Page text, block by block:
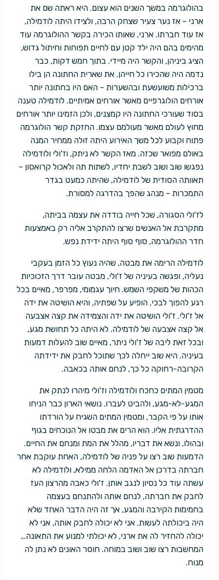
בהולוגרמה במשך השנים הוא עצום. היא ראתה שם את
ארני – אז נער צעיר שצחק הרבה, ולצידו היתה לודמילה,
אז עוד חברתו. ארני, שאותו הכירה בקשר ההולוגרמה עוד
מהימים בהם היה ילד קטן עם לחיים תפוחות וחיתול גדוש,
הציג ביניהן, והקשר היה מיידי. בתוך חמש דקות, כבר
נדמה היה שהכירו כל חייהן. את שארית החתונה הן בילו
ברכילות משועשעת ובהשערות – האם היו בחתונה יותר
אורחים הולוגרפיים מאשר אורחים אמיתיים. לודמילה טענה
בסוד שעורכי החתונה היו קמצנים, ולכן הזמינו יותר אורחים
מחוץ לעולם מאשר מעולמם עצמו. החזקת קשר הולוגרמה
פתוח וקבוע לכל משך האירוע היתה זולה ממחיר המנה
באולם מפואר שכזה. מאז הקשר לא ניתק, וז'ולי ולודמילה
נפגשו שוב ושוב לשבת יחדיו, לשתות תה ולאכול קרואסון –
תאוותה הסודית של לודמילה, שהיתה כמעט בגדר
התמכרות – מנהג שהפך בהדרגה למסורת.
לז'ולי הסגורה, שכל חייה בודדה את עצמה בביתה,
מתקרבת אל האנשים שרצו להתקרב אליה רק באמצעות
חדר ההולוגרמה, סוף סוף היתה ידידת נפש.
לודמילה הרימה את מבטה, שהיה נעוץ כל הזמן בעקבי
נעליה, ופגשה בעיניה של ז'ולי, מבטה עובר דרך הזכוכיות
הכהות של משקפי השמש. חיוך עגמומי, מפרפר, מאיים בכל
רגע להפוך לבכי, הופיע על שפתיה, והיא הושיטה את ידה
אל ז'ולי. ז'ולי הושיטה את ידה והצמידה את קצה אצבעה
אל קצה אצבעה של לודמילה. לא היתה כל תחושת מגע,
ובכל זאת ליבה של ז'ולי ניתר, מאיים שוב להעלות דמעות
בעיניה. היא שוב ייחלה לכך שתוכל לחבק את ידידתה
הקרובה-רחוקה כל כך, לנחם אותה בכאבה.
מטמין המתים כחכח ולודמילה וז'ולי מיהרו לנתק את
המגע-לא-מגע, ולהביט לעברו. נושאי הארון כבר הניחו
אותו על פי הקבר, ומטמין המתים השגיח על הורדתו
ההדרגתית אליו. הוא הרים את מבטו אל הנוכחים בגוף
ובהולו, ונשא את דבריו, מהלל את המת ומנחם את החיים.
הדמעות שוב רצו על פניה של לודמילה, האחת עוקבת אחר
חברתה בדרכן אל האדמה הלחה ממילא, ולודמילה לא
עשתה עוד כל נסיון לנגב אותן. ז'ולי כאבה מהרצון העז
לחבק את חברתה, לנחם אותה ולהתנחם בעצמה
בחמימות הקירבה והמגע, אך זה היה הדבר האחד שלא
היה ביכולתה לעשות. אני לא יכולה לחבק אותה, אני לא
יכולה להחזיר לה את ארני, לא יכולתי למנוע את התאונה…
המחשבות רצו שוב ושוב במוחה. חוסר האונים לא נתן לה
מנוח.